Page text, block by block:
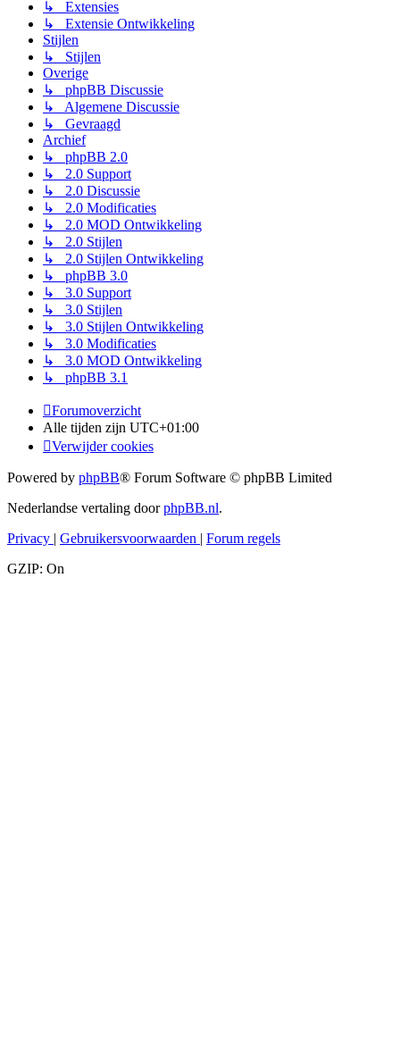
↳ Extensies
↳ Extensie Ontwikkeling
Stijlen
↳ Stijlen
Overige
↳ phpBB Discussie
↳ Algemene Discussie
↳ Gevraagd
Archief
↳ phpBB 2.0
↳ 2.0 Support
↳ 2.0 Discussie
↳ 2.0 Modificaties
↳ 2.0 MOD Ontwikkeling
↳ 2.0 Stijlen
↳ 2.0 Stijlen Ontwikkeling
↳ phpBB 3.0
↳ 3.0 Support
↳ 3.0 Stijlen
↳ 3.0 Stijlen Ontwikkeling
↳ 3.0 Modificaties
↳ 3.0 MOD Ontwikkeling
↳ phpBB 3.1
Forumoverzicht
Alle tijden zijn UTC+01:00
Verwijder cookies
Powered by phpBB® Forum Software © phpBB Limited
Nederlandse vertaling doorphpBB.nl.
Privacy | Gebruikersvoorwaarden | Forum regels
GZIP: On